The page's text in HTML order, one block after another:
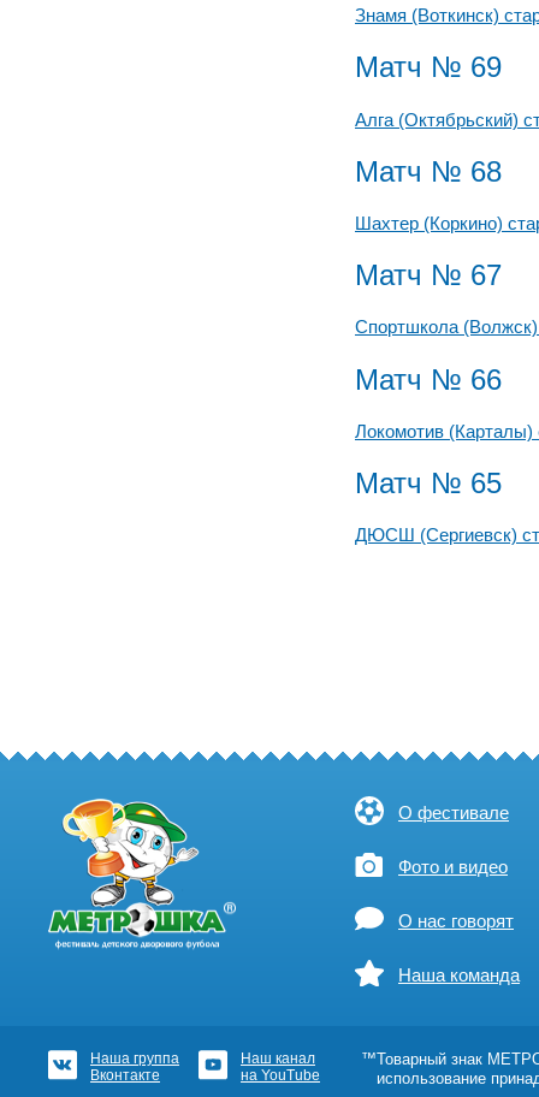
Знамя (Воткинск)
Матч № 69
Алга (Октябрьский)
Матч № 68
Шахтер (Коркино)
Матч № 67
Спортшкола
Матч № 66
Локомотив (Карталы)
Матч № 65
ДЮСШ (Сергиевск)
О фестивале
Фото и видео
О нас говорят
Наша команда
Наша группа
Вконтакте
Наш канал
на YouTube
™Товарный знак
использование